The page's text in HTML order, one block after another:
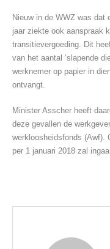
Nieuw in de WWZ was dat
jaar ziekte ook aanspraak
transitievergoeding. Dit
van het aantal ‘slapende
werknemer op papier in
ontvangt.
Minister Asscher heeft
deze gevallen de
werkloosheidsfonds (Awf).
per 1 januari 2018 zal